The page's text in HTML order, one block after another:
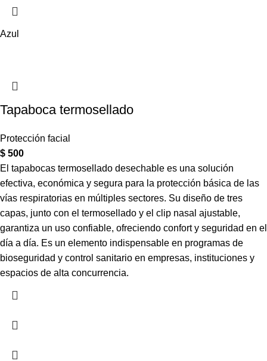
Azul
Tapaboca termosellado
Protección facial
$ 500
El tapabocas termosellado desechable es una solución
efectiva, económica y segura para la protección básica de las
vías respiratorias en múltiples sectores. Su diseño de tres
capas, junto con el termosellado y el clip nasal ajustable,
garantiza un uso confiable, ofreciendo confort y seguridad en el
día a día. Es un elemento indispensable en programas de
bioseguridad y control sanitario en empresas, instituciones y
espacios de alta concurrencia.